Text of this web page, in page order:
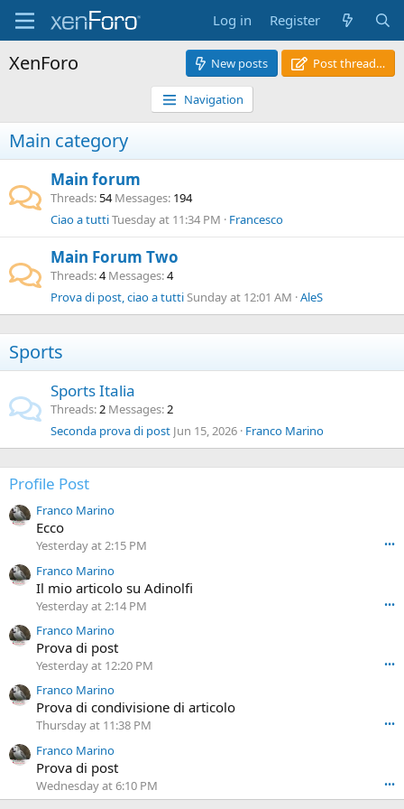
Log in Register
XenForo New posts Post thread…
Navigation
Main category
Main forum
Threads 54 Messages 194
Ciao a tuttiTuesday at 11:34 PM Francesco
Main Forum Two
Threads 4 Messages 4
Prova di post, ciao a tuttiSunday at 12:01 AM AleS
Sports
Sports Italia
Threads 2 Messages 2
Seconda prova di post Jun 15, 2026 Franco Marino
Profile Post
Franco Marino
Ecco
Yesterday at 2:15 PM •••
Franco Marino
Il mio articolo su Adinolfi
Yesterday at 2:14 PM •••
Franco Marino
Prova di post
Yesterday at 12:20 PM •••
Franco Marino
Prova di condivisione di articolo
Thursday at 11:38 PM •••
Franco Marino
Prova di post
Wednesday at 6:10 PM •••